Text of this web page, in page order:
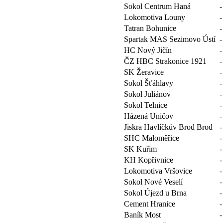
Sokol Centrum Haná
Lokomotiva Louny
Tatran Bohunice
Spartak MAS Sezimovo Ústí
HC Nový Jičín
ČZ HBC Strakonice 1921
SK Žeravice
Sokol Šťáhlavy
Sokol Juliánov
Sokol Telnice
Házená Uničov
Jiskra Havlíčkův Brod Brod
SHC Maloměřice
SK Kuřim
KH Kopřivnice
Lokomotiva Vršovice
Sokol Nové Veselí
Sokol Újezd u Brna
Cement Hranice
Baník Most